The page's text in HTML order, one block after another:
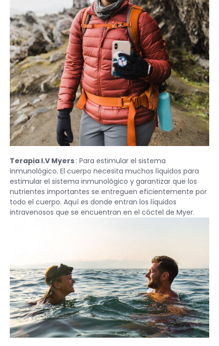
Terapia I.V Myers : Para estimular el sistema
inmunológico. El cuerpo necesita muchos líquidos para
estimular el sistema inmunológico y garantizar que los
nutrientes importantes se entreguen eficientemente por
todo el cuerpo. Aquí es donde entran los líquidos
intravenosos que se encuentran en el cóctel de Myer.